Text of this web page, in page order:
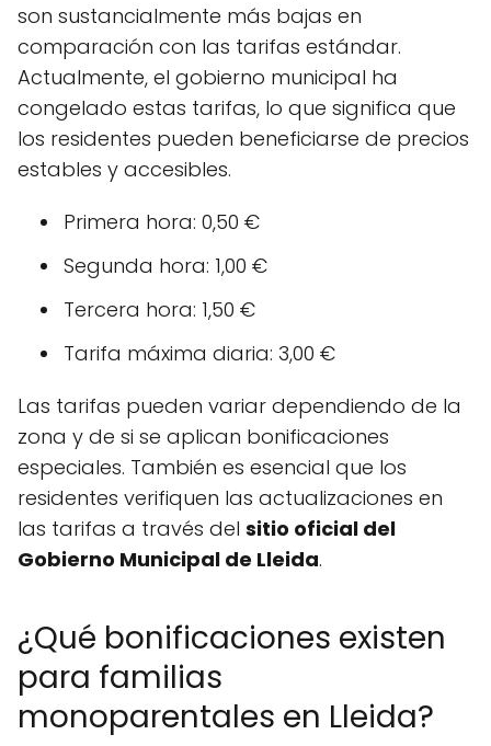
son sustancialmente más bajas en
comparación con las tarifas estándar.
Actualmente, el gobierno municipal ha
congelado estas tarifas, lo que significa que
los residentes pueden beneficiarse de precios
estables y accesibles.
Primera hora: 0,50 €
Segunda hora: 1,00 €
Tercera hora: 1,50 €
Tarifa máxima diaria: 3,00 €
Las tarifas pueden variar dependiendo de la
zona y de si se aplican bonificaciones
especiales. También es esencial que los
residentes verifiquen las actualizaciones en
las tarifas a través del sitio oficial del
Gobierno Municipal de Lleida.
¿Qué bonificaciones existen
para familias
monoparentales en Lleida?